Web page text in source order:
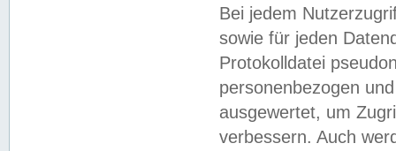
Bei jedem
sowie für jeden
Protokolldatei
personenbezogen
ausgewertet, um
verbessern. Auch